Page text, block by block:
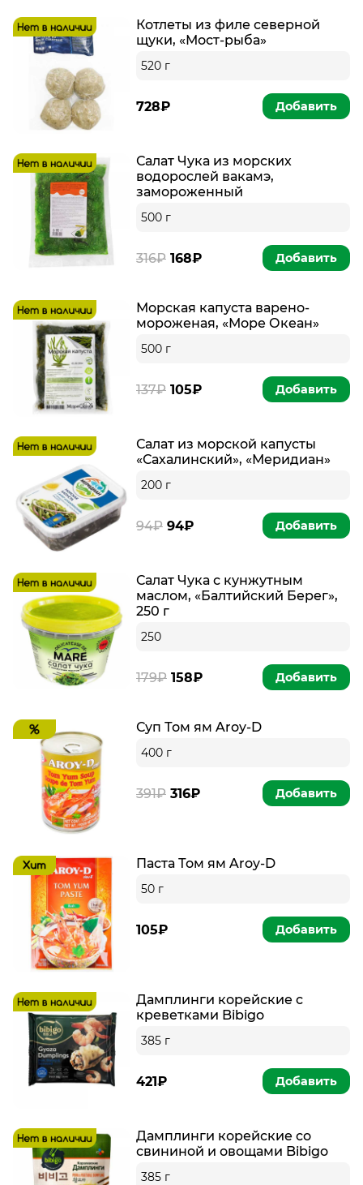
Котлеты из филе северной
щуки, «Мост-рыба»
520 г
728₽ Добавить
Салат Чука из морских
водорослей вакамэ,
замороженный
500 г
316₽ 168₽ Добавить
Морская капуста варено-
мороженая, «Море Океан»
500 г
137₽ 105₽ Добавить
Салат из морской капусты
«Сахалинский», «Меридиан»
200 г
94₽ 94₽ Добавить
Салат Чука с кунжутным
маслом, «Балтийский Берег»,
250 г
250
179₽ 158₽ Добавить
Суп Том ям Aroy-D
400 г
391₽ 316₽ Добавить
Паста Том ям Aroy-D
50 г
105₽ Добавить
Дамплинги корейские с
креветками Bibigo
385 г
421₽ Добавить
Дамплинги корейские со
свининой и овощами Bibigo
385 г